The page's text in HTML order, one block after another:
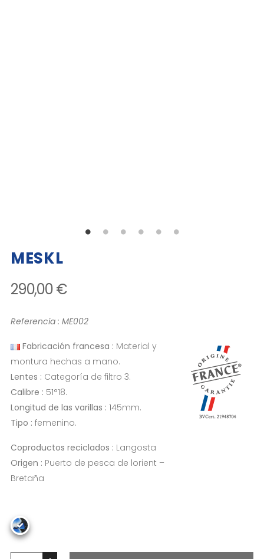
MESKL
290,00 €
Referencia : ME002
Fabricación francesa : Material y
montura hechas a mano.
Lentes : Categoría de filtro 3.
Calibre : 51°18.
Longitud de las varillas : 145mm.
Tipo : femenino.
Coproductos reciclados : Langosta
Origen : Puerto de pesca de lorient –
Bretaña